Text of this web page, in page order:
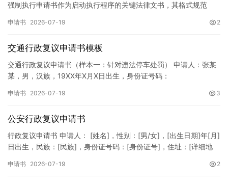
强制执行申请书作为启动执行程序的关键法律文书，其格式规范
纸张与…
申请书 2026-07-19 2
交通行政复议申请书模板
交通行政复议申请书（样本一：针对违法停车处罚） 申请人：张某
某，男，汉族，19XX年X月X日出生，身份证号码：
申请书 2026-07-19 3
公安行政复议申请书
行政复议申请书 申请人： [姓名]，性别：[男/女]，[出生日期]年[月]
日出生，民族：[民族]，身份证号码：[身份证号]，住址：[详细地
申请书 2026-07-19 2